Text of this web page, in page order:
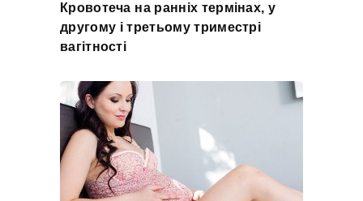
Кровотеча на ранніх термінах, у
другому і третьому триместрі
вагітності